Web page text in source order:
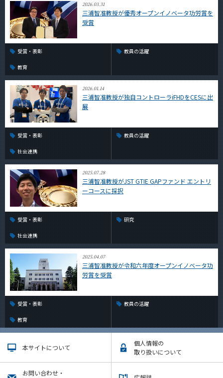
2026.03.31
三浦智准教授が優秀オープンイノベータ功労賞を
受賞
受賞・表彰 教員の活躍
教育
2026.01.14
三浦智准教授が独自コントローラiFHDをCESに出
展
受賞・表彰 教員の活躍
社会連携
2025.07.28
三浦智准教授がJST GTIE GAPファンド エントリ
ーコースに採択
受賞・表彰 研究
社会連携
2025.04.07
三浦智准教授が令和六年度オープンイノベータ功
労賞を受賞
受賞・表彰 教員の活躍
教育
本サイトについて
個人情報の
取り扱いについて
お問い合わせ・